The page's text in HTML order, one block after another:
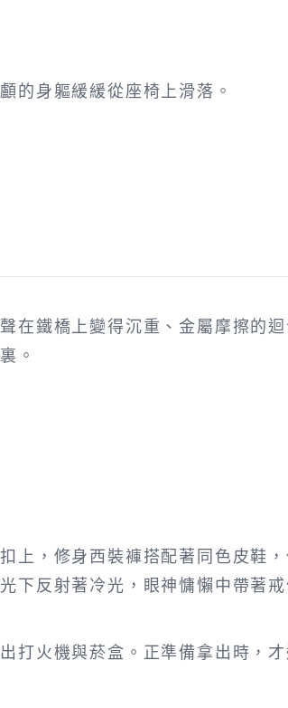
的身軀緩緩從座椅上滑落。
在鐵橋上變得沉重、金屬摩擦的
。
上，修身西裝褲搭配著同色皮鞋
下反射著冷光，眼神慵懶中帶著
打火機與菸盒。正準備拿出時，